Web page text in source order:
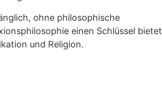
ohne philosophische
einen Schlüssel bietet
und Religion.